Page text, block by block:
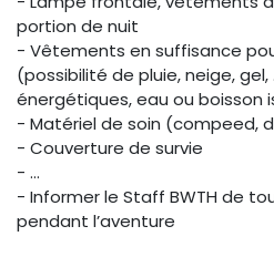
portion de nuit
- Vêtements en suffisance
(possibilité de pluie, neige,
énergétiques, eau ou boisson
- Matériel de soin (compeed,
- Couverture de survie
- …
- Informer le Staff BWTH de
pendant l’aventure